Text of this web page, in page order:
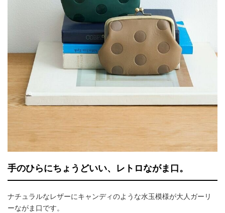
手のひらにちょうどいい、レトロながま口。
ナチュラルなレザーにキャンディのような水玉模様が大人ガーリ
ーながま口です。